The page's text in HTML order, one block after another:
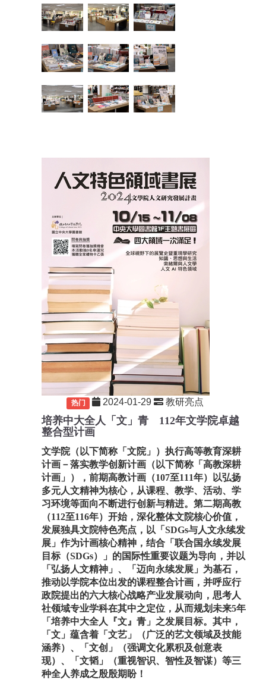
热门 2024-01-29 教研亮点
培养中大全人「文」青 112年文学院卓越
整合型计画
文学院（以下简称「文院」）执行高等教育深耕
计画－落实教学创新计画（以下简称「高教深耕
计画」），前期高教计画（107至111年）以弘扬
多元人文精神为核心，从课程、教学、活动、学
习环境等面向不断进行创新与精进。第二期高教
（112至116年）开始，深化整体文院核心价值，
发展独具文院特色亮点，以「SDGs与人文永续发
展」作为计画核心精神，结合「联合国永续发展
目标（SDGs）」的国际性重要议题为导向，并以
「弘扬人文精神」、「迈向永续发展」为基石，
推动以学院本位出发的课程整合计画，并呼应行
政院提出的六大核心战略产业发展动向，思考人
社领域专业学科在其中之定位，从而规划未来5年
「培养中大全人『文』青」之发展目标。其中，
「文」蕴含着「文艺」（广泛的艺文领域及技能
涵养）、「文创」（强调文化累积及创意表
现）、「文韬」（重视智识、智性及智谋）等三
种全人养成之殷殷期盼！